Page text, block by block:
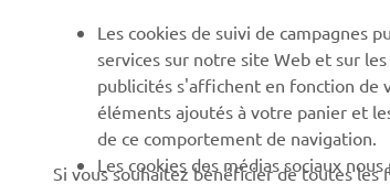
Devenir concessionnaire
Yamaha « Revs Your Heart
» : Et votre cœur bat plus
Informations
destinées aux
indépendants
Fiche de
sécurité
Les cookies de suivi de campagnes
services sur notre site Web et sur
publicités s'affichent en fonction de
éléments ajoutés à votre panier et
de ce comportement de navigation.
Les cookies des médias sociaux
Si vous souhaitez bénéficier de toutes